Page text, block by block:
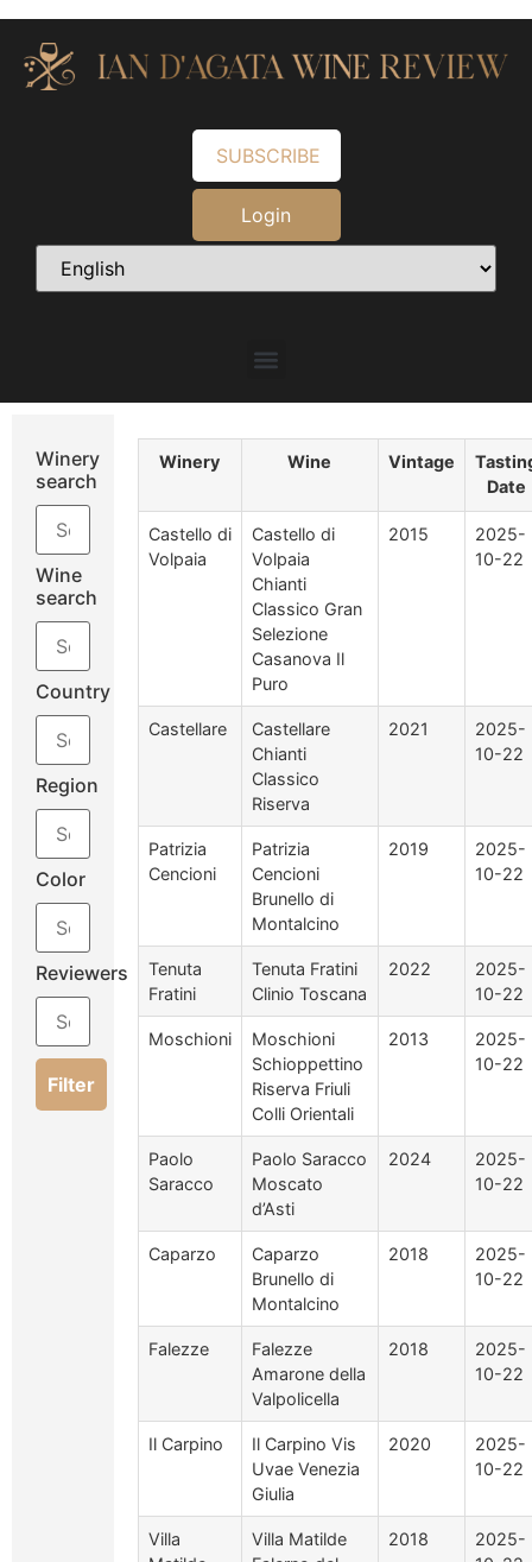
SUBSCRIBE
Login
Winery
search
Wine
search
Country
Region
Color
Reviewers
Filter
Winery Wine Vintage
Date
Castello di
Volpaia
Castello di
Volpaia
Chianti
Classico Gran
Selezione
Casanova Il
Puro
2015
2025-
10-22
Castellare
Castellare
Chianti
Classico
Riserva
2021
2025-
10-22
Patrizia
Cencioni
Patrizia
Cencioni
Brunello di
Montalcino
2019
2025-
10-22
Tenuta
Fratini
Tenuta Fratini
Clinio Toscana
2022
2025-
10-22
Moschioni
Moschioni
Schioppettino
Riserva Friuli
Colli Orientali
2013
2025-
10-22
Paolo
Saracco
Paolo Saracco
Moscato
d’Asti
2024
2025-
10-22
Caparzo
Caparzo
Brunello di
Montalcino
2018
2025-
10-22
Falezze
Falezze
Amarone della
Valpolicella
2018
2025-
10-22
Il Carpino
Il Carpino Vis
Uvae Venezia
Giulia
2020
2025-
10-22
Villa
Villa Matilde
2018
2025-